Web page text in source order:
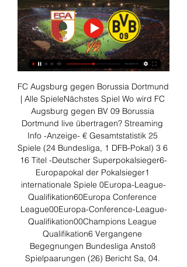
FC Augsburg gegen Borussia Dortmund
| Alle SpieleNächstes Spiel Wo wird FC
Augsburg gegen BV 09 Borussia
Dortmund live übertragen? Streaming
Info -Anzeige- € Gesamtstatistik 25
Spiele (24 Bundesliga, 1 DFB-Pokal) 3 6
16 Titel -Deutscher Superpokalsieger6-
Europapokal der Pokalsieger1
internationale Spiele 0Europa-League-
Qualifikation60Europa Conference
League00Europa-Conference-League-
Qualifikation00Champions League
Qualifikation6 Vergangene
Begegnungen Bundesliga Anstoß
Spielpaarungen (26) Bericht Sa, 04.